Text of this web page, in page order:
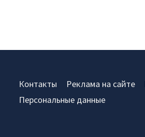
Контакты Реклама на сайте
Персональные данные